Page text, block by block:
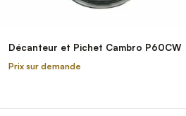
Décanteur et Pichet Cambro P60CW
Prix sur demande